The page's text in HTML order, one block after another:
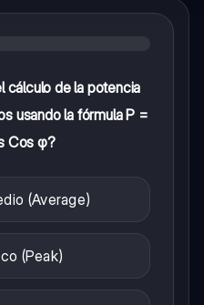
cálculo de la potencia
usando la fórmula P =
Cos φ?
(Average)
(Peak)